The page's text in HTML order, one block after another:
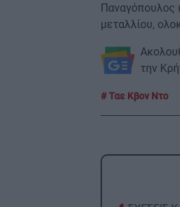
Παναγόπουλος
μεταλλίου,
την
Ταε Κβον Ντο